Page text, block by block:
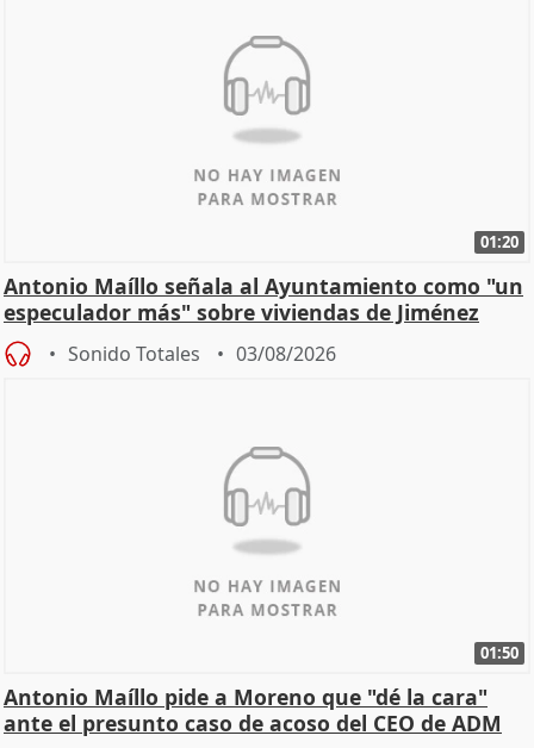
01:20
Antonio Maíllo señala al Ayuntamiento como "un
especulador más" sobre viviendas de Jiménez
Becerril
Sonido Totales 03/08/2026
01:50
Antonio Maíllo pide a Moreno que "dé la cara"
ante el presunto caso de acoso del CEO de ADM